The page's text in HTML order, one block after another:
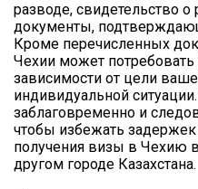
разводе, свидетельство
документы,
Кроме перечисленных
Чехии может
зависимости от цели
индивидуальной
заблаговременно и
чтобы избежать
получения визы в Чехию
другом городе Казахстана.